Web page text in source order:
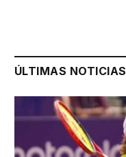
ÚLTIMAS NOTICIAS